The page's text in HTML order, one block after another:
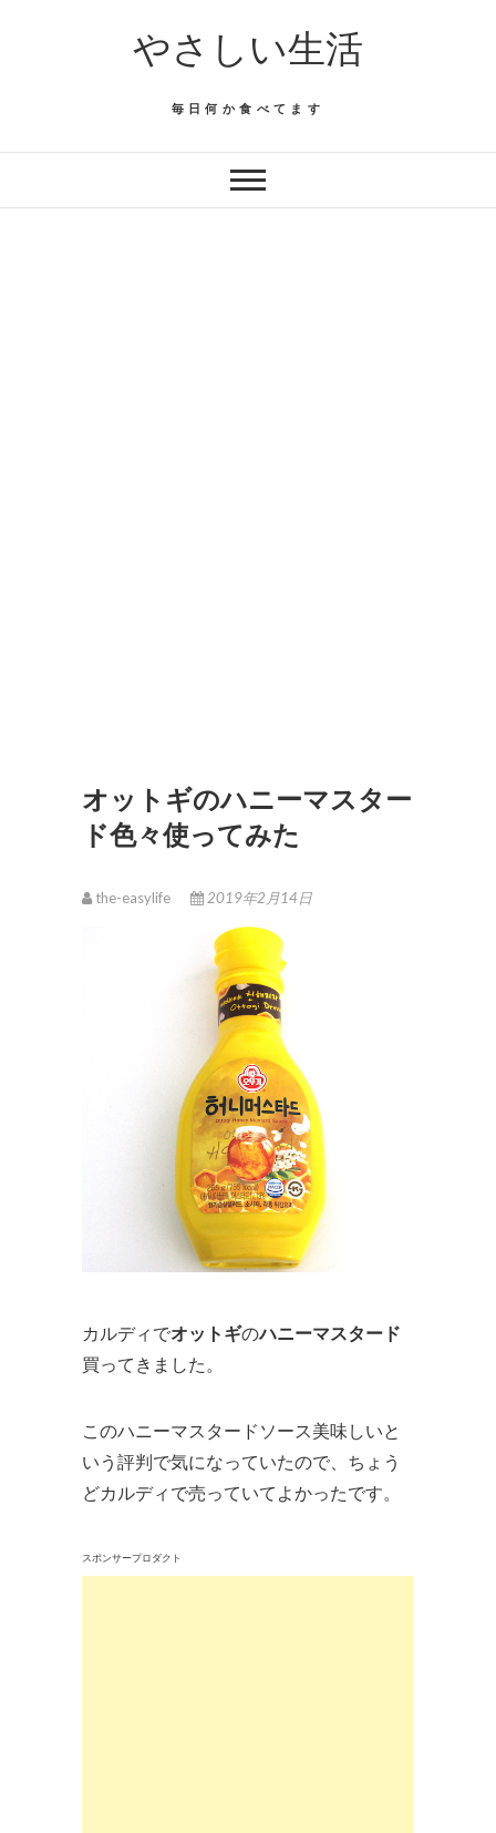
やさしい生活
毎日何か食べてます
オットギのハニーマスター
ド色々使ってみた
the-easylife 2019年2月14日
カルディでオットギのハニーマスタード
買ってきました。
このハニーマスタードソース美味しいと
いう評判で気になっていたので、ちょう
どカルディで売っていてよかったです。
スポンサープロダクト